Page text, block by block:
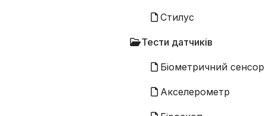
Стилус
Тести датчиків
Біометричний сенсор
Акселерометр